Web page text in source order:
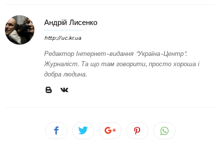
Андрій Лисенко
http://uc.kr.ua
Редактор Інтернет-видання "Україна-Центр".
Журналіст. Та що там говорити, просто хороша і
добра людина.